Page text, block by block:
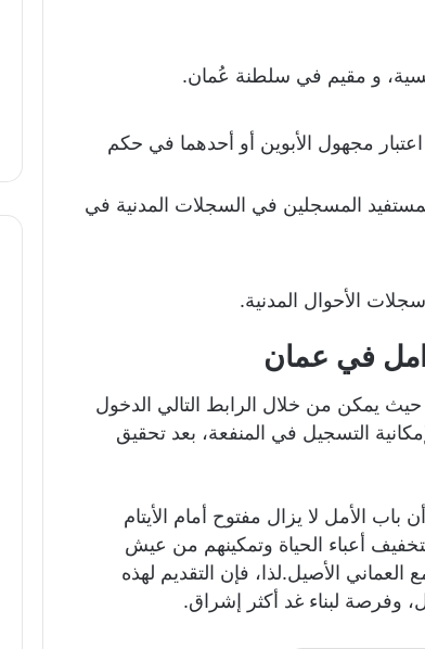
و مقيم في سلطنة عُمان.
اعتبار مجهول الأبوين أو أحدهما في حكم
المسجلين في السجلات المدنية في
الأحوال المدنية.
في عمان
حيث يمكن من خلال الرابط التالي الدخول
التسجيل في المنفعة، بعد تحقيق
الأمل لا يزال مفتوح أمام الأيتام
أعباء الحياة وتمكينهم من عيش
الأصيل.لذا، فإن التقديم لهذه
وفرصة لبناء غد أكثر إشراق.